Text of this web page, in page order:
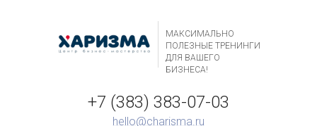
МАКСИМАЛЬНО
ПОЛЕЗНЫЕ ТРЕНИНГИ
ДЛЯ ВАШЕГО
БИЗНЕСА!
+7 (383) 383-07-03
hello@charisma.ru